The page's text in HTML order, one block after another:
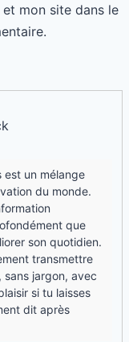
mon site dans le
est un mélange
du monde.
que
son quotidien.
transmettre
jargon, avec
si tu laisses
dit après